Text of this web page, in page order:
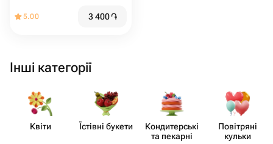
5.00 3 400֏
Інші категорії
Квіти Їстівні букети
Кондит​ерські
та пекарні
Повітряні
кульки